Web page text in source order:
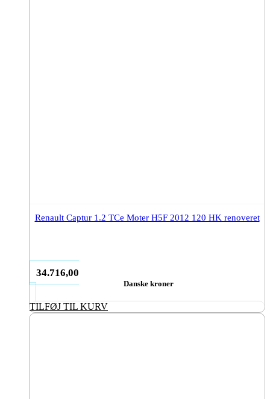
Renault Captur 1.2 TCe Moter H5F 2012 120 HK renoveret
34.716,00
Danske kroner
TILFØJ TIL KURV